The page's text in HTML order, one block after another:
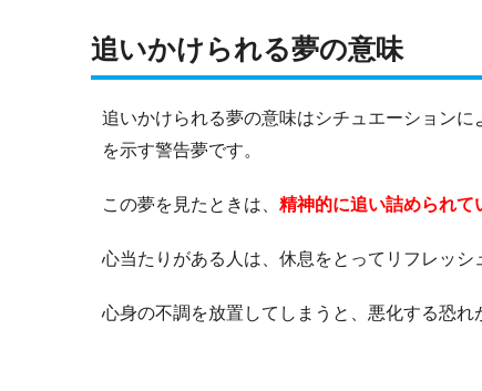
追いかけられる夢の意味
追いかけられる夢の意味はシチュエーション
を示す警告夢です。
この夢を見たときは、 精神的に追い詰められて
心当たりがある人は、休息をとってリフレッシ
心身の不調を放置してしまうと、悪化する恐れ